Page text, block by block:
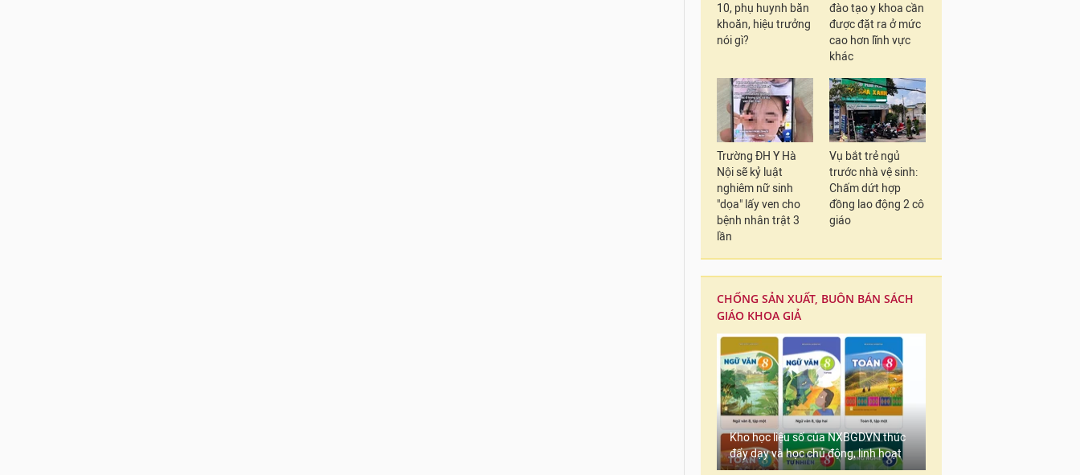
10, phụ huynh băn
khoăn, hiệu trưởng
nói gì?
đào tạo y khoa cần
được đặt ra ở mức
cao hơn lĩnh vực
khác
Trường ĐH Y Hà
Nội sẽ kỷ luật
nghiêm nữ sinh
"dọa" lấy ven cho
bệnh nhân trật 3
lần
Vụ bắt trẻ ngủ
trước nhà vệ sinh:
Chấm dứt hợp
đồng lao động 2 cô
giáo
CHỐNG SẢN XUẤT, BUÔN BÁN SÁCH
GIÁO KHOA GIẢ
Kho học liệu số của NXBGDVN thúc
đẩy dạy và học chủ động, linh hoạt